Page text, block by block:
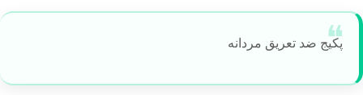
پکیج ضد تعریق مردانه